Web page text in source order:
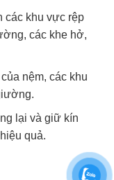
các khu vực rệp
các khe hở,
nệm, các khu
lại và giữ kín
quả.